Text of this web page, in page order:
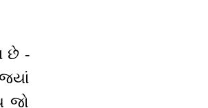
છે -
જો